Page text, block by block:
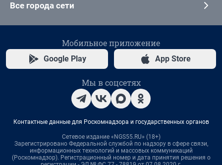
Все города сети
Мобильное приложение
Google Play App Store
Мы в соцсетях
Контактные данные для Роскомнадзора и государственных органов
Сетевое издание «NGS55.RU» (18+)
Зарегистрировано Федеральной службой по надзору в сфере связи,
информационных технологий и массовых коммуникаций
(Роскомнадзор). Регистрационный номер и дата принятия решения о